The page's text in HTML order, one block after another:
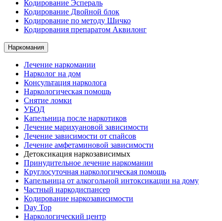
Кодирование Эспераль
Кодирование Двойной блок
Кодирование по методу Шичко
Кодирования препаратом Аквилонг
Наркомания
Лечение наркомании
Нарколог на дом
Консультация нарколога
Наркологическая помощь
Снятие ломки
УБОД
Капельница после наркотиков
Лечение марихуановой зависимости
Лечение зависимости от спайсов
Лечение амфетаминовой зависимости
Детоксикация наркозависимых
Принудительное лечение наркомании
Круглосуточная наркологическая помощь
Капельница от алкогольной интоксикации на дому
Частный наркодиспансер
Кодирование наркозависимости
Day Top
Наркологический центр